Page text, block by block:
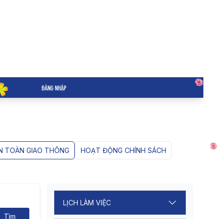
ĐĂNG NHẬP
TOÀN GIAO THÔNG HOẠT ĐỘNG CHÍNH SÁCH
Tìm
LỊCH LÀM VIỆC